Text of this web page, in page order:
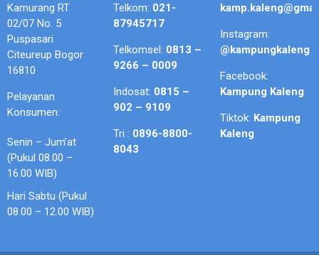
Kamurang RT
02/07 No. 5
Puspasari
Citeureup Bogor
16810
Pelayanan
Konsumen:
Senin – Jum’at
(Pukul 08.00 –
16.00 WIB)
Hari Sabtu (Pukul
08.00 – 12.00 WIB)
Telkom: 021-
87945717
Telkomsel: 0813 –
9266 – 0009
Indosat: 0815 –
902 – 9109
Tri : 0896-8800-
8043
Instagram:
@kampungkaleng
Facebook:
Kampung Kaleng
Tiktok: Kampung
Kaleng